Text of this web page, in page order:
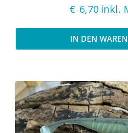
€ 6,70 inkl.
IN DEN